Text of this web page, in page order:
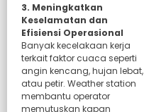
3. Meningkatkan
Keselamatan dan
Efisiensi Operasional
Banyak kecelakaan kerja
terkait faktor cuaca seperti
angin kencang, hujan lebat,
atau petir. Weather station
membantu operator
memutuskan kapan